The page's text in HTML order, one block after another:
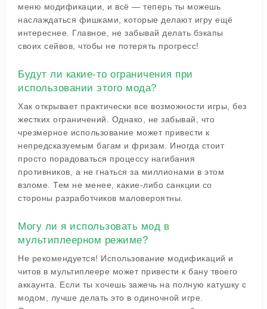
меню модификации, и всё — теперь ты можешь
наслаждаться фишками, которые делают игру ещё
интереснее. Главное, не забывай делать бэкапы
своих сейвов, чтобы не потерять прогресс!
Будут ли какие-то ограничения при
использовании этого мода?
Хак открывает практически все возможности игры, без
жестких ограничений. Однако, не забывай, что
чрезмерное использование может привести к
непредсказуемым багам и фризам. Иногда стоит
просто порадоваться процессу нагибания
противников, а не гнаться за миллионами в этом
взломе. Тем не менее, какие-либо санкции со
стороны разработчиков маловероятны.
Могу ли я использовать мод в
мультиплеерном режиме?
Не рекомендуется! Использование модификаций и
читов в мультиплеере может привести к бану твоего
аккаунта. Если ты хочешь зажечь на полную катушку с
модом, лучше делать это в одиночной игре.